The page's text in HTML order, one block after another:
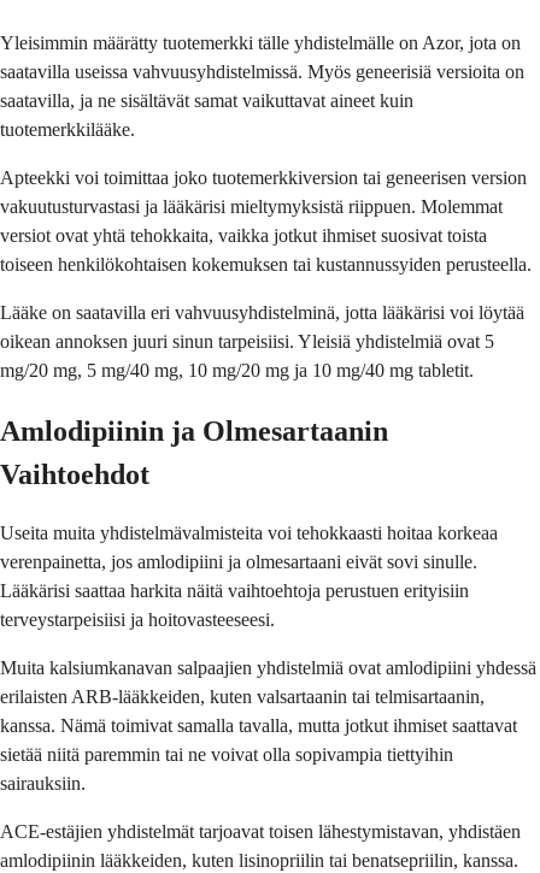
Yleisimmin määrätty tuotemerkki tälle yhdistelmälle on Azor, jota on
saatavilla useissa vahvuusyhdistelmissä. Myös geneerisiä versioita on
saatavilla, ja ne sisältävät samat vaikuttavat aineet kuin
tuotemerkkilääke.
Apteekki voi toimittaa joko tuotemerkkiversion tai geneerisen version
vakuutusturvastasi ja lääkärisi mieltymyksistä riippuen. Molemmat
versiot ovat yhtä tehokkaita, vaikka jotkut ihmiset suosivat toista
toiseen henkilökohtaisen kokemuksen tai kustannussyiden perusteella.
Lääke on saatavilla eri vahvuusyhdistelminä, jotta lääkärisi voi löytää
oikean annoksen juuri sinun tarpeisiisi. Yleisiä yhdistelmiä ovat 5
mg/20 mg, 5 mg/40 mg, 10 mg/20 mg ja 10 mg/40 mg tabletit.
Amlodipiinin ja Olmesartaanin
Vaihtoehdot
Useita muita yhdistelmävalmisteita voi tehokkaasti hoitaa korkeaa
verenpainetta, jos amlodipiini ja olmesartaani eivät sovi sinulle.
Lääkärisi saattaa harkita näitä vaihtoehtoja perustuen erityisiin
terveystarpeisiisi ja hoitovasteeseesi.
Muita kalsiumkanavan salpaajien yhdistelmiä ovat amlodipiini yhdessä
erilaisten ARB-lääkkeiden, kuten valsartaanin tai telmisartaanin,
kanssa. Nämä toimivat samalla tavalla, mutta jotkut ihmiset saattavat
sietää niitä paremmin tai ne voivat olla sopivampia tiettyihin
sairauksiin.
ACE-estäjien yhdistelmät tarjoavat toisen lähestymistavan, yhdistäen
amlodipiinin lääkkeiden, kuten lisinopriilin tai benatsepriilin, kanssa.